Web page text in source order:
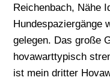
Reichenbach, Nähe
Hundespaziergänge
gelegen. Das große
hovawarttypisch
ist mein dritter